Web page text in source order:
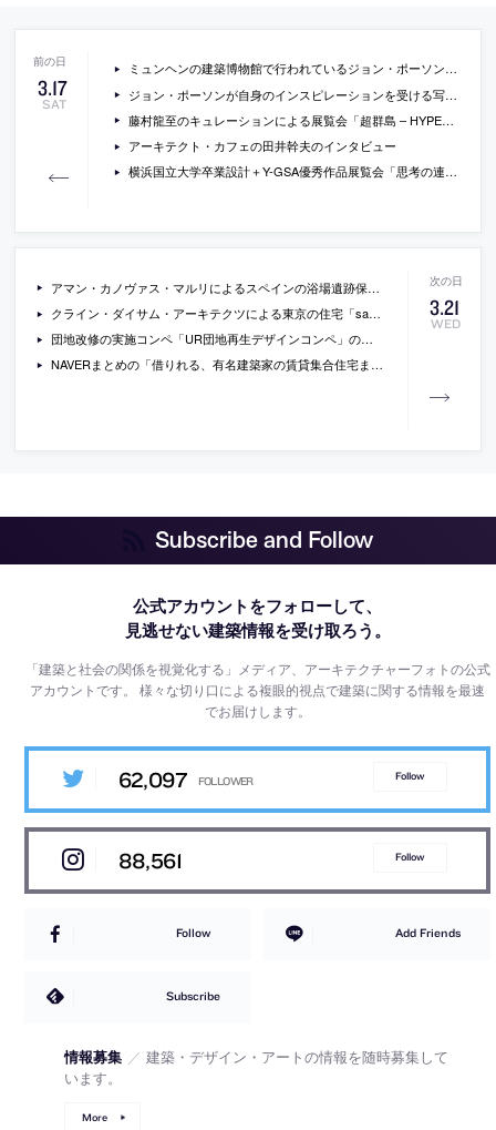
3.17
SAT
ミュンヘンの建築博物館で行われているジョン・ポーソンの展覧会の写真
ジョン・ポーソンが自身のインスピレーションを受ける写真を紹介した書籍『A Visual Inventory』の中身のプレビュー
藤村龍至のキュレーションによる展覧会「超群島 – HYPER ARCHIPELAGO “ 3.11以後、アーキテクト/アーティストたちは世界をどう見るか？”」の会場写真
アーキテクト・カフェの田井幹夫のインタビュー
横浜国立大学卒業設計＋Y-GSA優秀作品展覧会「思考の連続 今まで考えてきたこと、これから考えていくこと展」が開催中[-2012/3/19]
3.21
WED
アマン・カノヴァス・マルリによるスペインの浴場遺跡保護のための屋根「roof for molinete roman ruins」の写真
クライン・ダイサム・アーキテクツによる東京の住宅「sasao house」の写真
団地改修の実施コンペ「UR団地再生デザインコンペ」の一次審査通過者の提案の画像
NAVERまとめの「借りれる、有名建築家の賃貸集合住宅まとめ。（東京近郊）」
Subscribe and Follow
公式アカウントをフォローして、
見逃せない建築情報を受け取ろう。
「建築と社会の関係を視覚化する」メディア、アーキテクチャーフォトの公式
アカウントです。様々な切り口による複眼的視点で建築に関する情報を最速
でお届けします。
62,097 Follow
88,561 Follow
Follow Add Friends
Subscribe
情報募集 ／ 建築・デザイン・アートの情報を随時募集して
います。
More